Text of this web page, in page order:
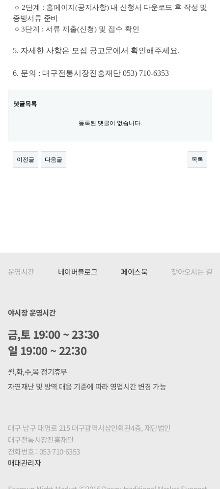
운영시간 네이버블로그 페이스북 찾아오시는 길
야시장 운영시간
금,토 19:00 ~ 23:30
일 19:00 ~ 22:30
월,화,수,목 정기휴무
자연재난 및 방역 대응 기준에 따라 영업시간 변경 가능
대구 남구 대명로 215 대구광역시상인회관4층, 재단법인
대구전통시장진흥재단
전화번호 : 053-710-6353
매대관리자